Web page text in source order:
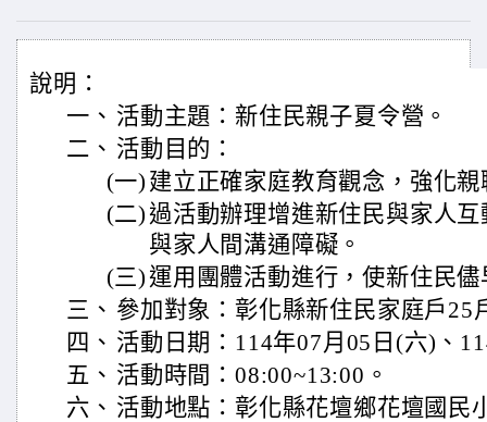
說明：
一、 活動主題：新住民親子夏令營。
二、 活動目的：
(一) 建立正確家庭教育觀念，強化
(二) 過活動辦理增進新住民與家人
與家人間溝通障礙。
(三) 運用團體活動進行，使新住民
三、 參加對象：彰化縣新住民家庭戶25
四、 活動日期：114年07月05日(六)、
五、 活動時間：08:00~13:00。
六、 活動地點：彰化縣花壇鄉花壇國民